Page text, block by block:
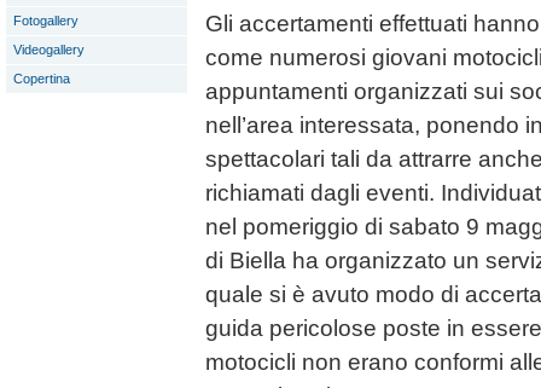
Fotogallery
Videogallery
Copertina
Gli accertamenti effettuati
come numerosi giovani
appuntamenti organizzati sui
nell’area interessata, ponendo
spettacolari tali da attrarre
richiamati dagli eventi.
nel pomeriggio di sabato 9
di Biella ha organizzato un
quale si è avuto modo di
guida pericolose poste in
motocicli non erano conformi